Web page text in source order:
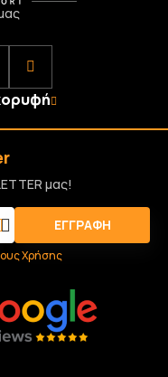
μας!
ΕΓΓΡΑΦΉ
Χρήσης